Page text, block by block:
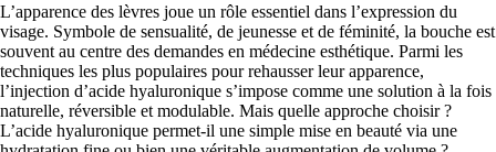
L’apparence des lèvres joue un rôle essentiel dans l’expression du
visage. Symbole de sensualité, de jeunesse et de féminité, la bouche est
souvent au centre des demandes en médecine esthétique. Parmi les
techniques les plus populaires pour rehausser leur apparence,
l’injection d’acide hyaluronique s’impose comme une solution à la fois
naturelle, réversible et modulable. Mais quelle approche choisir ?
L’acide hyaluronique permet-il une simple mise en beauté via une